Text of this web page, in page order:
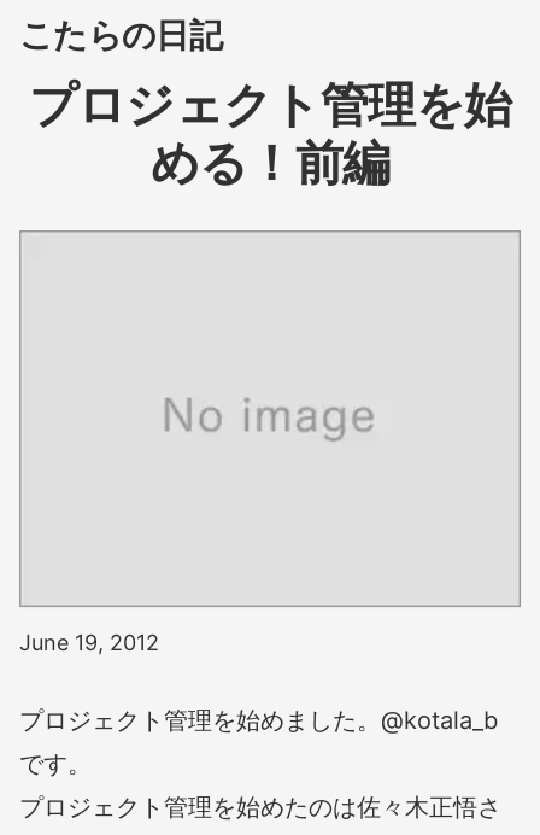
こたらの日記
プロジェクト管理を始
める！前編
June 19, 2012
プロジェクト管理を始めました。@kotala_b
です。
プロジェクト管理を始めたのは佐々木正悟さ